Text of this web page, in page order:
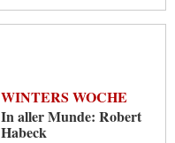
WINTERS WOCHE
In aller Munde: Robert
Habeck